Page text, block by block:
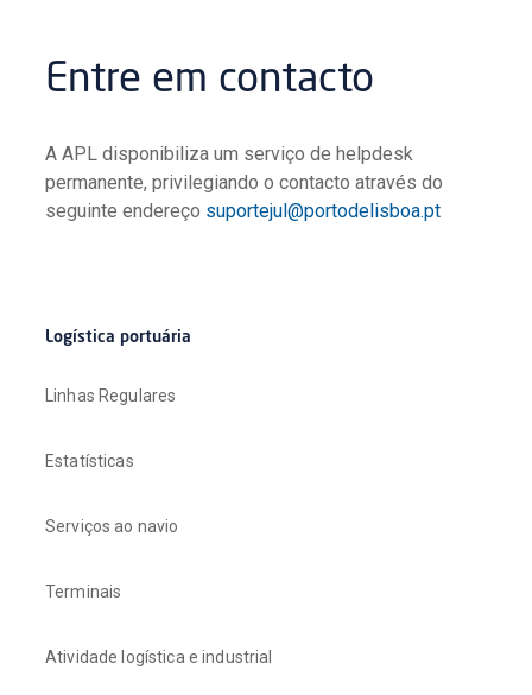
Entre em contacto
A APL disponibiliza um serviço de helpdesk
permanente, privilegiando o contacto através do
seguinte endereço suportejul@portodelisboa.pt
Logística portuária
Linhas Regulares
Estatísticas
Serviços ao navio
Terminais
Atividade logística e industrial